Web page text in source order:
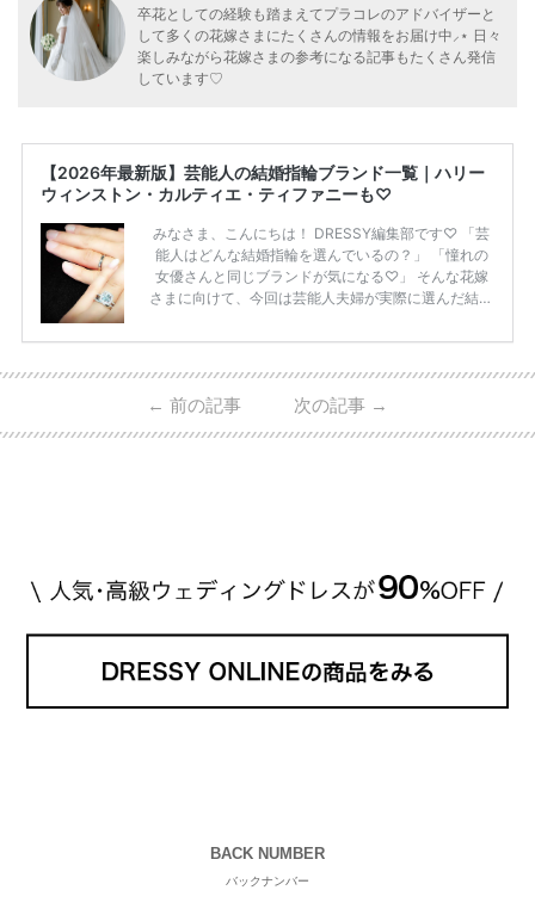
卒花としての経験も踏まえてプラコレのアドバイザーと
して多くの花嫁さまにたくさんの情報をお届け中⸝⋆ 日々
楽しみながら花嫁さまの参考になる記事もたくさん発信
しています♡
【2026年最新版】芸能人の結婚指輪ブランド一覧｜ハリー
ウィンストン・カルティエ・ティファニーも♡
みなさま、こんにちは！ DRESSY編集部です♡ 「芸
能人はどんな結婚指輪を選んでいるの？」 「憧れの
女優さんと同じブランドが気になる♡」 そんな花嫁
さまに向けて、今回は芸能人夫婦が実際に選んだ結婚
ーウィンストンやカルティエ、ティファニーなど世界
日本で人気のブランドまで幅広くご紹介。 さらに、
・愛用している芸能人夫婦 ・リングの特徴や魅力 ・
← 前の記事 次の記事 →
BACK NUMBER
バックナンバー